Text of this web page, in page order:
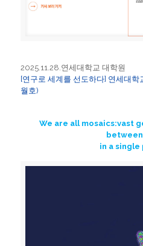
2025.11.28.연세대학교 대학원
[연구로 세계를 선도하다] 연세대학
월호)
We are all mosaics:vast
in a single